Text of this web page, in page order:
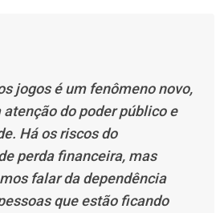
jogos é um fenômeno novo,
do poder público e
Há os riscos do
perda financeira, mas
falar da dependência
que estão ficando